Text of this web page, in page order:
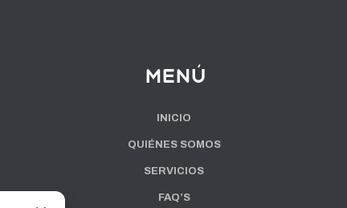
Menú
INICIO
QUIÉNES SOMOS
SERVICIOS
FAQ’S